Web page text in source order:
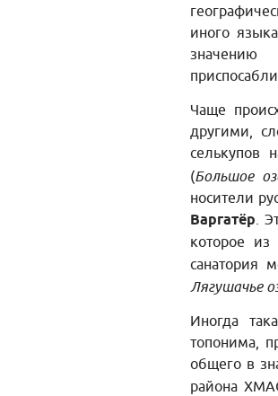
иного
значению
Чаще
другими,
селькупов
(Большое
носители
Варгатёр.
которое из
санатория
Лягушачье
Иногда
топонима,
общего в
района